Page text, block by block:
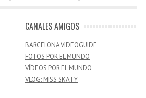
CANALES AMIGOS
BARCELONA VIDEOGUIDE
FOTOS POR EL MUNDO
VÍDEOS POR EL MUNDO
VLOG: MISS SKATY